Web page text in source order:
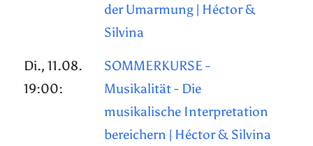
der Umarmung | Héctor &
Silvina
Di., 11.08.
19:00:
SOMMERKURSE -
Musikalität - Die
musikalische Interpretation
bereichern | Héctor & Silvina